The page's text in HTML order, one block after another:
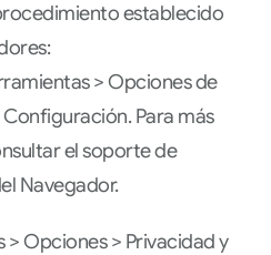
establecido
> Opciones de
Para más
el soporte de
Navegador.
> Opciones > Privacidad y